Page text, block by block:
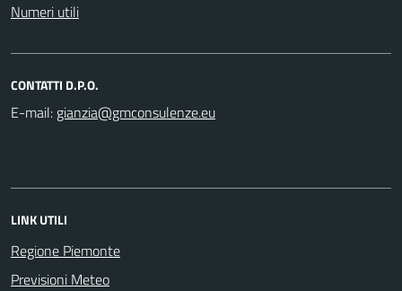
Numeri utili
CONTATTI D.P.O.
E-mail:
LINK UTILI
Regione Piemonte
Previsioni Meteo